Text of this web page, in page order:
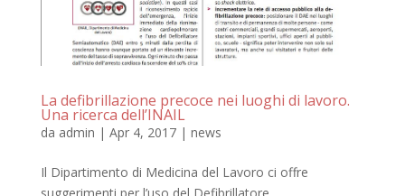
La defibrillazione precoce nei luoghi di lavoro.
Una ricerca dell’INAIL
da admin | Apr 4, 2017| news
Il Dipartimento di Medicina del Lavoro ci offre